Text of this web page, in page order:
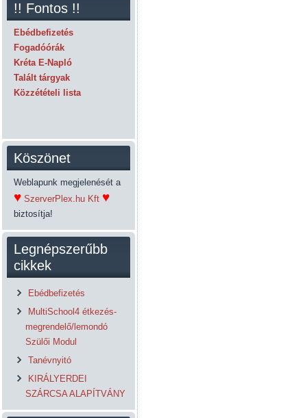
!! Fontos !!
Ebédbefizetés
Fogadóórák
Kréta E-Napló
Talált tárgyak
Közzétételi lista
Köszönet
Weblapunk megjelenését a
♥ SzerverPlex.hu Kft ♥
biztosítja!
Legnépszerűbb
cikkek
Ebédbefizetés
MultiSchool4 étkezés-
megrendelő/lemondó
Szülői Modul
Tanévnyitó
KIRÁLYERDEI
SZÁRCSA ALAPÍTVÁNY